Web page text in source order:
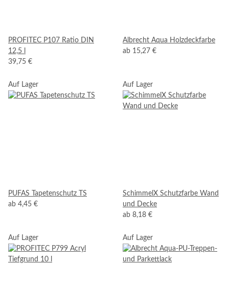
PROFITEC P107 Ratio DIN
12,5 l
39,75 €
Albrecht Aqua Holzdeckfarbe
ab 15,27 €
Auf Lager
PUFAS Tapetenschutz TS
ab 4,45 €
Auf Lager
SchimmelX Schutzfarbe Wand
und Decke
ab 8,18 €
Auf Lager Auf Lager